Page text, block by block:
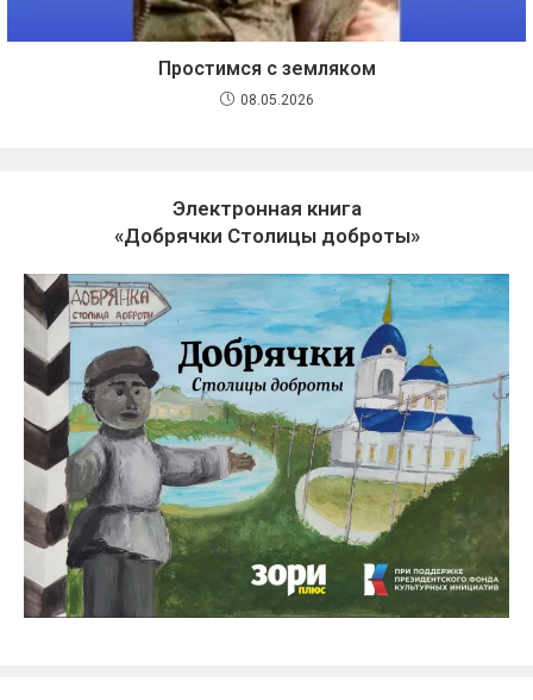
Простимся с земляком
08.05.2026
Электронная книга
«Добрячки Столицы доброты»